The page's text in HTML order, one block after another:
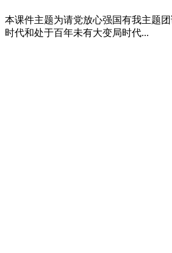
本课件主题为请党放心强国有我主题
时代和处于百年未有大变局时代...